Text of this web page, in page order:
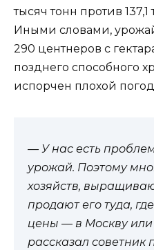
тысяч тонн против
Иными словами,
290 центнеров с
позднего способного
испорчен плохой
— У нас есть
урожай. Поэтому
хозяйств,
продают его туда,
цены — в Москву
рассказал советник